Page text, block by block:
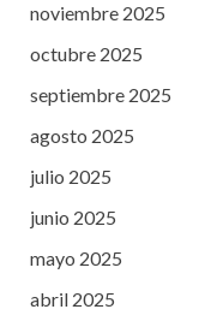
noviembre 2025
octubre 2025
septiembre 2025
agosto 2025
julio 2025
junio 2025
mayo 2025
abril 2025